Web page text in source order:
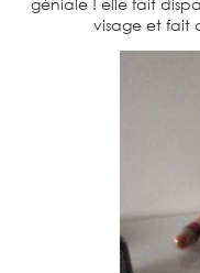
visage et fait